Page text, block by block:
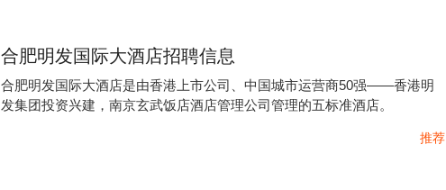
合肥明发国际大酒店招聘信息
合肥明发国际大酒店是由香港上市公司、中国城市运营商50强——香港明
发集团投资兴建，南京玄武饭店酒店管理公司管理的五标准酒店。
推荐